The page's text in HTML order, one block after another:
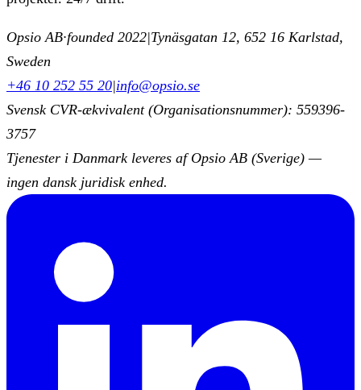
Opsio AB·founded 2022|Tynäsgatan 12, 652 16 Karlstad,
Sweden
+46 10 252 55 20|info@opsio.se
Svensk CVR-ækvivalent (Organisationsnummer): 559396-
3757
Tjenester i Danmark leveres af Opsio AB (Sverige) —
ingen dansk juridisk enhed.